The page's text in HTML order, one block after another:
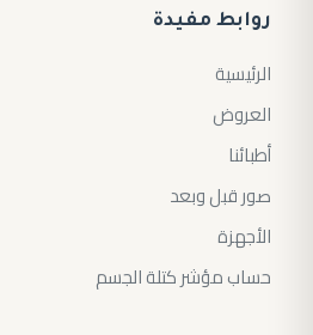
روابط مفيدة
الرئيسية
العروض
أطبائنا
صور قبل وبعد
الأجهزة
حساب مؤشر كتلة الجسم